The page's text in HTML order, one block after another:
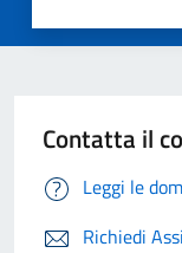
Contatta il
Leggi le
Richiedi